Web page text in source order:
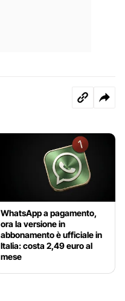
WhatsApp a pagamento,
ora la versione in
abbonamento è ufficiale in
Italia: costa 2,49 euro al
mese